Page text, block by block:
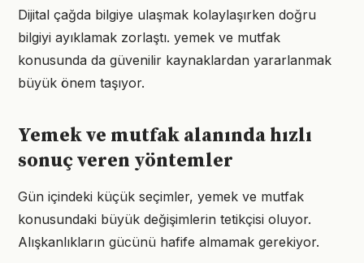
Dijital çağda bilgiye ulaşmak kolaylaşırken doğru
bilgiyi ayıklamak zorlaştı. yemek ve mutfak
konusunda da güvenilir kaynaklardan yararlanmak
büyük önem taşıyor.
Yemek ve mutfak alanında hızlı
sonuç veren yöntemler
Gün içindeki küçük seçimler, yemek ve mutfak
konusundaki büyük değişimlerin tetikçisi oluyor.
Alışkanlıkların gücünü hafife almamak gerekiyor.